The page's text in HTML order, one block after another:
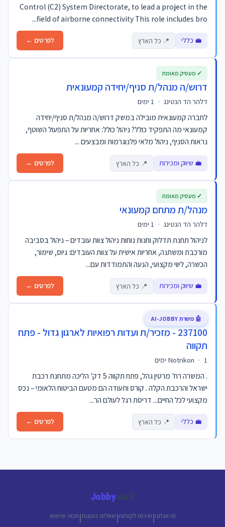
Control (C2) System Directorate, to lead a project in the
field of airborne connectivity This role includes bro...
💼 כללי 📍 כל הארץ לפרטים ←
דרוש/ה מנהל/ת סניף/יחידה קמעונאית
דלהר הד הנטינג ·
לחברה קמעונאית מובילה במשק דרוש/ה מנהל/ת סניף/יחידה
קמעונאי מה התפקיד כולל? ניהול כולל: אחריות על התפעול השוטף,
נראות הסניף, ניהול מלאי פלנוגרמות ומבצעים ...
💼 שיווק ומכירות 📍 כל הארץ לפרטים ←
✓ מעסיק מאומת
מנהל/ת מתחם קמעונאי
דלהר הד הנטינג ·
לניהול תחנת תדלוק וחנות נוחות ניהול צוות עובדים – ניהול בסביבה
מורכבת ומשתנה, אחריות אישית על צוות העובדים: גיוס, שימור,
הכשרה, ליווי מקצועי, הנעה והתמודדות עם...
💼 שיווק ומכירות 📍 כל הארץ לפרטים ←
✓ מעסיק מאומת
237100 - מזכיר/ת ועדות רפואיות לארגון גדול - פתח
תקווה
Notrikon · 1 ימים
. המשרה רח' מרטין גהל, פתח תקווה 5 דק' הליכה מתחנת רכבת
ישראל והרכבת הקלה . קורס ותעודה הם מטעם הביטוח הלאומי – נכס
מקצועי לכל החיים... דריסת רגל לעולם הר...
💼 כללי 📍 כל הארץ לפרטים ←
🤖 משרת AI-JOBBY
Jobby.co.il
מי אנחנו|שירות לקוחות|שאלות נפוצות|תנאי שימוש